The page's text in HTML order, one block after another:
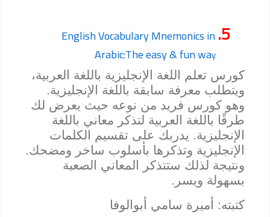
5.
English Vocabulary Mnemonics in
Arabic:The easy & fun way
كورس تعلم اللغة الإنجليزية باللغة العربية،
ويتطلب معرفة سابقة باللغة الإنجليزية.
وهو كورس فريد من نوعه حيث يعرض لك
طرقًا باللغة العربية لتذكر معاني باللغة
الإنجليزية. يدربك على تقسيم الكلمات
الإنجليزية وتذكرها بأسلوب ساخر ومضحك.
ونتيجة لذلك ستتذكر المعاني الصعبة
بسهولة ويسر.
كتبته: أميرة سامي أبوالوفا